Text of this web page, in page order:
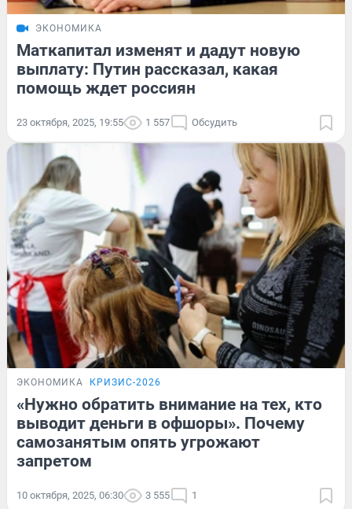
ЭКОНОМИКА
Маткапитал изменят и дадут новую
выплату: Путин рассказал, какая
помощь ждет россиян
23 октября, 2025, 19:55 1 557 Обсудить
ЭКОНОМИКА КРИЗИС-2026
«Нужно обратить внимание на тех, кто
выводит деньги в офшоры». Почему
самозанятым опять угрожают
запретом
10 октября, 2025, 06:30 3 555 1